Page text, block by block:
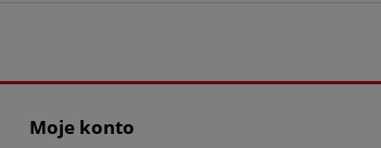
Moje konto